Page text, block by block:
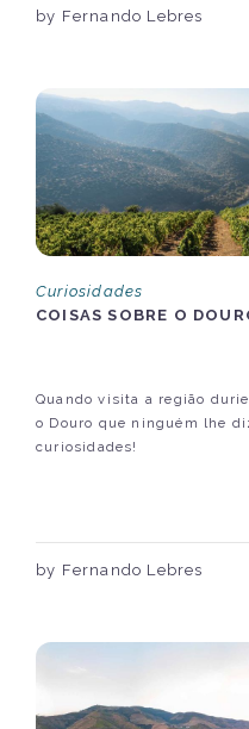
by Fernando Lebres
Curiosidades
COISAS SOBRE O
Quando visita a região
o Douro que ninguém lhe
curiosidades!
by Fernando Lebres